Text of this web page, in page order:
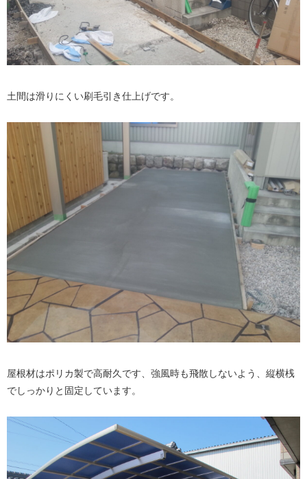
土間は滑りにくい刷毛引き仕上げです。
屋根材はポリカ製で高耐久です、強風時も飛散しないよう、縦横桟
でしっかりと固定しています。